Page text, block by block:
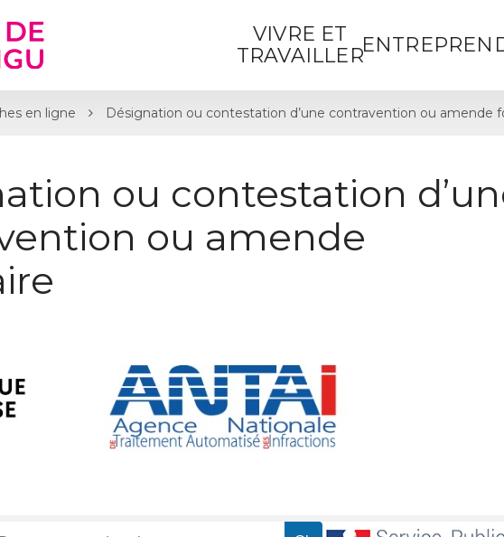
VIVRE ET
TRAVAILLER
en ligne Désignation ou contestation d’une contravention ou amende
ou contestation
ou amende